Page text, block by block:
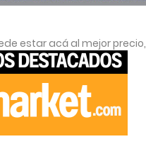
estar acá al mejor precio,